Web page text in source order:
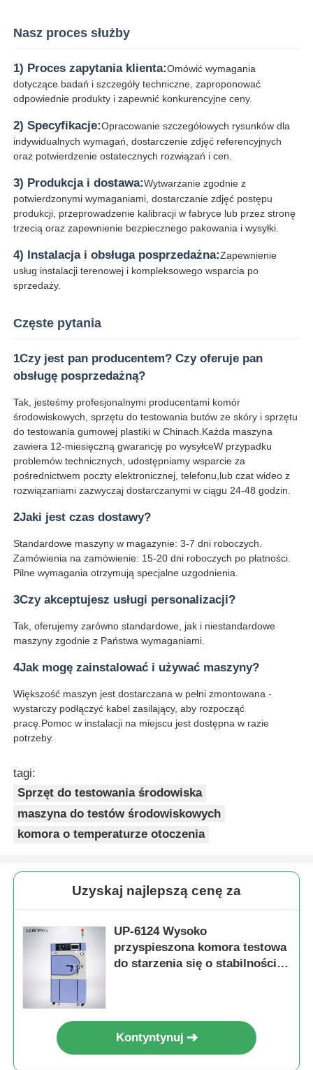
Nasz proces służby
1) Proces zapytania klienta:Omówić wymagania
dotyczące badań i szczegóły techniczne, zaproponować
odpowiednie produkty i zapewnić konkurencyjne ceny.
2) Specyfikacje:Opracowanie szczegółowych rysunków dla
indywidualnych wymagań, dostarczenie zdjęć referencyjnych
oraz potwierdzenie ostatecznych rozwiązań i cen.
3) Produkcja i dostawa:Wytwarzanie zgodnie z
potwierdzonymi wymaganiami, dostarczanie zdjęć postępu
produkcji, przeprowadzenie kalibracji w fabryce lub przez stronę
trzecią oraz zapewnienie bezpiecznego pakowania i wysyłki.
4) Instalacja i obsługa posprzedażna:Zapewnienie
usług instalacji terenowej i kompleksowego wsparcia po
sprzedaży.
Częste pytania
1Czy jest pan producentem? Czy oferuje pan
obsługę posprzedażną?
Tak, jesteśmy profesjonalnymi producentami komór
środowiskowych, sprzętu do testowania butów ze skóry i sprzętu
do testowania gumowej plastiki w Chinach.Każda maszyna
zawiera 12-miesięczną gwarancję po wysyłceW przypadku
problemów technicznych, udostępniamy wsparcie za
pośrednictwem poczty elektronicznej, telefonu,lub czat wideo z
rozwiązaniami zazwyczaj dostarczanymi w ciągu 24-48 godzin.
2Jaki jest czas dostawy?
Standardowe maszyny w magazynie: 3-7 dni roboczych.
Zamówienia na zamówienie: 15-20 dni roboczych po płatności.
Pilne wymagania otrzymują specjalne uzgodnienia.
3Czy akceptujesz usługi personalizacji?
Tak, oferujemy zarówno standardowe, jak i niestandardowe
maszyny zgodnie z Państwa wymaganiami.
4Jak mogę zainstalować i używać maszyny?
Większość maszyn jest dostarczana w pełni zmontowana -
wystarczy podłączyć kabel zasilający, aby rozpocząć
pracę.Pomoc w instalacji na miejscu jest dostępna w razie
potrzeby.
tagi:
Sprzęt do testowania środowiska
maszyna do testów środowiskowych
komora o temperaturze otoczenia
Uzyskaj najlepszą cenę za
UP-6124 Wysoko
przyspieszona komora testowa
do starzenia się o stabilności
Kontyntynuj